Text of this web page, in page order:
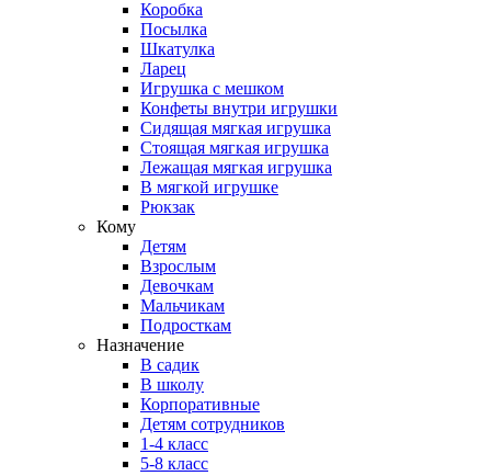
Коробка
Посылка
Шкатулка
Ларец
Игрушка с мешком
Конфеты внутри игрушки
Сидящая мягкая игрушка
Стоящая мягкая игрушка
Лежащая мягкая игрушка
В мягкой игрушке
Рюкзак
Кому
Детям
Взрослым
Девочкам
Мальчикам
Подросткам
Назначение
В садик
В школу
Корпоративные
Детям сотрудников
1-4 класс
5-8 класс